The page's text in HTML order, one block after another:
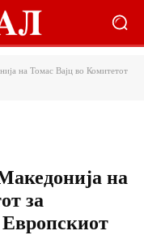
на Томас Вајц во Комитетот
на
за